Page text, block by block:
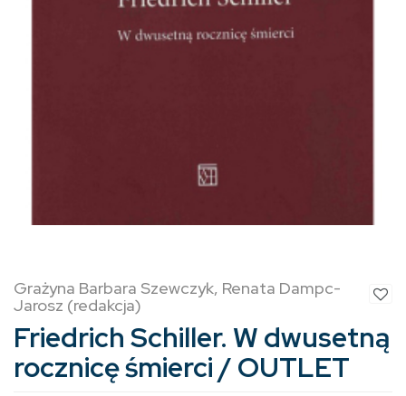
Grażyna Barbara Szewczyk, Renata Dampc-
Jarosz (redakcja)
Friedrich Schiller. W dwusetną
rocznicę śmierci / OUTLET